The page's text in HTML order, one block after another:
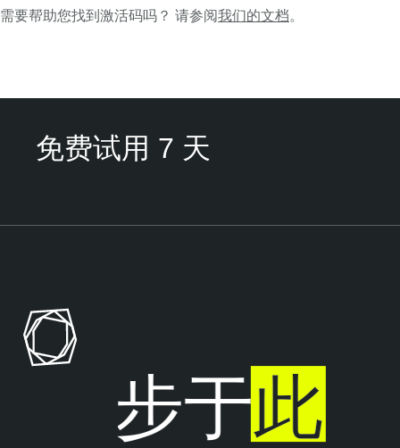
需要帮助您找到激活码吗？ 请参阅我们的文档。
免费试用 7 天
a
l
止步于此